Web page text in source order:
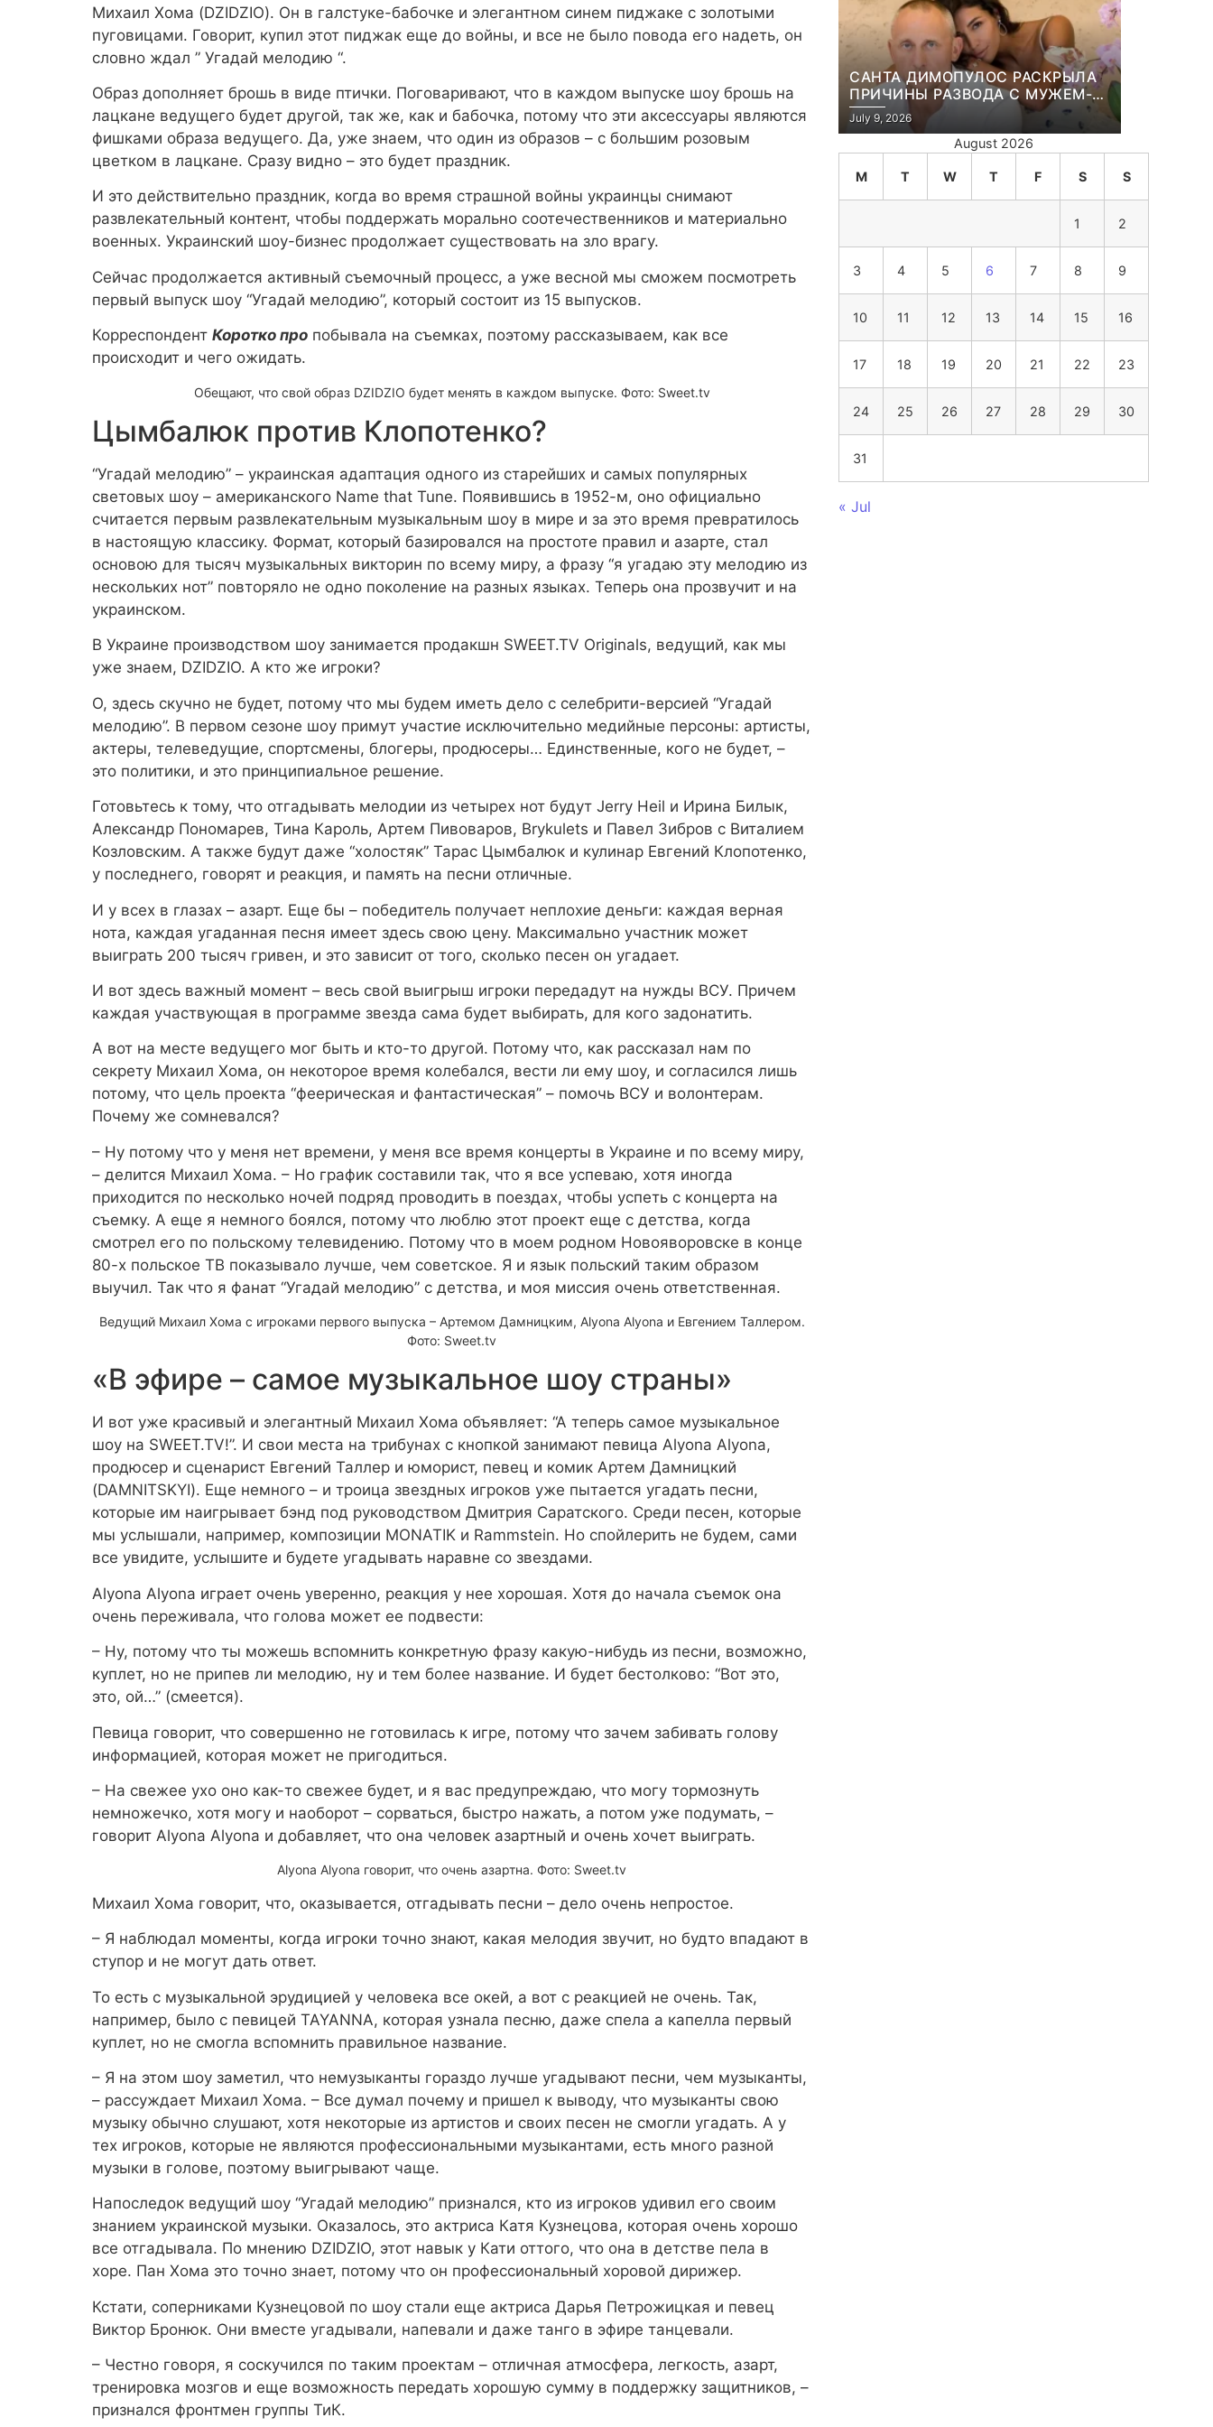
Михаил Хома (DZIDZIO). Он в галстуке-бабочке и элегантном синем пиджаке с золотыми
пуговицами. Говорит, купил этот пиджак еще до войны, и все не было повода его надеть, он
словно ждал ” Угадай мелодию “.
Образ дополняет брошь в виде птички. Поговаривают, что в каждом выпуске шоу брошь на
лацкане ведущего будет другой, так же, как и бабочка, потому что эти аксессуары являются
фишками образа ведущего. Да, уже знаем, что один из образов – с большим розовым
цветком в лацкане. Сразу видно – это будет праздник.
И это действительно праздник, когда во время страшной войны украинцы снимают
развлекательный контент, чтобы поддержать морально соотечественников и материально
военных. Украинский шоу-бизнес продолжает существовать на зло врагу.
Сейчас продолжается активный съемочный процесс, а уже весной мы сможем посмотреть
первый выпуск шоу “Угадай мелодию”, который состоит из 15 выпусков.
Корреспондент Коротко про побывала на съемках, поэтому рассказываем, как все
происходит и чего ожидать.
Обещают, что свой образ DZIDZIO будет менять в каждом выпуске. Фото: Sweet.tv
Цымбалюк против Клопотенко?
“Угадай мелодию” – украинская адаптация одного из старейших и самых популярных
световых шоу – американского Name that Tune. Появившись в 1952-м, оно официально
считается первым развлекательным музыкальным шоу в мире и за это время превратилось
в настоящую классику. Формат, который базировался на простоте правил и азарте, стал
основою для тысяч музыкальных викторин по всему миру, а фразу “я угадаю эту мелодию из
нескольких нот” повторяло не одно поколение на разных языках. Теперь она прозвучит и на
украинском.
В Украине производством шоу занимается продакшн SWEET.TV Originals, ведущий, как мы
уже знаем, DZIDZIO. А кто же игроки?
О, здесь скучно не будет, потому что мы будем иметь дело с селебрити-версией “Угадай
мелодию”. В первом сезоне шоу примут участие исключительно медийные персоны: артисты,
актеры, телеведущие, спортсмены, блогеры, продюсеры… Единственные, кого не будет, –
это политики, и это принципиальное решение.
Готовьтесь к тому, что отгадывать мелодии из четырех нот будут Jerry Heil и Ирина Билык,
Александр Пономарев, Тина Кароль, Артем Пивоваров, Brykulets и Павел Зибров с Виталием
Козловским. А также будут даже “холостяк” Тарас Цымбалюк и кулинар Евгений Клопотенко,
у последнего, говорят и реакция, и память на песни отличные.
И у всех в глазах – азарт. Еще бы – победитель получает неплохие деньги: каждая верная
нота, каждая угаданная песня имеет здесь свою цену. Максимально участник может
выиграть 200 тысяч гривен, и это зависит от того, сколько песен он угадает.
И вот здесь важный момент – весь свой выигрыш игроки передадут на нужды ВСУ. Причем
каждая участвующая в программе звезда сама будет выбирать, для кого задонатить.
А вот на месте ведущего мог быть и кто-то другой. Потому что, как рассказал нам по
секрету Михаил Хома, он некоторое время колебался, вести ли ему шоу, и согласился лишь
потому, что цель проекта “феерическая и фантастическая” – помочь ВСУ и волонтерам.
Почему же сомневался?
– Ну потому что у меня нет времени, у меня все время концерты в Украине и по всему миру,
– делится Михаил Хома. – Но график составили так, что я все успеваю, хотя иногда
приходится по несколько ночей подряд проводить в поездах, чтобы успеть с концерта на
съемку. А еще я немного боялся, потому что люблю этот проект еще с детства, когда
смотрел его по польскому телевидению. Потому что в моем родном Новояворовске в конце
80-х польское ТВ показывало лучше, чем советское. Я и язык польский таким образом
выучил. Так что я фанат “Угадай мелодию” с детства, и моя миссия очень ответственная.
Ведущий Михаил Хома с игроками первого выпуска – Артемом Дамницким, Alyona Alyona и Евгением Таллером.
Фото: Sweet.tv
«В эфире – самое музыкальное шоу страны»
И вот уже красивый и элегантный Михаил Хома объявляет: “А теперь самое музыкальное
шоу на SWEET.TV!”. И свои места на трибунах с кнопкой занимают певица Alyona Alyona,
продюсер и сценарист Евгений Таллер и юморист, певец и комик Артем Дамницкий
(DAMNITSKYI). Еще немного – и троица звездных игроков уже пытается угадать песни,
которые им наигрывает бэнд под руководством Дмитрия Саратского. Среди песен, которые
мы услышали, например, композиции MONATIK и Rammstein. Но спойлерить не будем, сами
все увидите, услышите и будете угадывать наравне со звездами.
Alyona Alyona играет очень уверенно, реакция у нее хорошая. Хотя до начала съемок она
очень переживала, что голова может ее подвести:
– Ну, потому что ты можешь вспомнить конкретную фразу какую-нибудь из песни, возможно,
куплет, но не припев ли мелодию, ну и тем более название. И будет бестолково: “Вот это,
это, ой…” (смеется).
Певица говорит, что совершенно не готовилась к игре, потому что зачем забивать голову
информацией, которая может не пригодиться.
– На свежее ухо оно как-то свежее будет, и я вас предупреждаю, что могу тормознуть
немножечко, хотя могу и наоборот – сорваться, быстро нажать, а потом уже подумать, –
говорит Alyona Alyona и добавляет, что она человек азартный и очень хочет выиграть.
Alyona Alyona говорит, что очень азартна. Фото: Sweet.tv
Михаил Хома говорит, что, оказывается, отгадывать песни – дело очень непростое.
– Я наблюдал моменты, когда игроки точно знают, какая мелодия звучит, но будто впадают в
ступор и не могут дать ответ.
То есть с музыкальной эрудицией у человека все окей, а вот с реакцией не очень. Так,
например, было с певицей TAYANNA, которая узнала песню, даже спела а капелла первый
куплет, но не смогла вспомнить правильное название.
– Я на этом шоу заметил, что немузыканты гораздо лучше угадывают песни, чем музыканты,
– рассуждает Михаил Хома. – Все думал почему и пришел к выводу, что музыканты свою
музыку обычно слушают, хотя некоторые из артистов и своих песен не смогли угадать. А у
тех игроков, которые не являются профессиональными музыкантами, есть много разной
музыки в голове, поэтому выигрывают чаще.
Напоследок ведущий шоу “Угадай мелодию” признался, кто из игроков удивил его своим
знанием украинской музыки. Оказалось, это актриса Катя Кузнецова, которая очень хорошо
все отгадывала. По мнению DZIDZIO, этот навык у Кати оттого, что она в детстве пела в
хоре. Пан Хома это точно знает, потому что он профессиональный хоровой дирижер.
Кстати, соперниками Кузнецовой по шоу стали еще актриса Дарья Петрожицкая и певец
Виктор Бронюк. Они вместе угадывали, напевали и даже танго в эфире танцевали.
– Честно говоря, я соскучился по таким проектам – отличная атмосфера, легкость, азарт,
тренировка мозгов и еще возможность передать хорошую сумму в поддержку защитников, –
признался фронтмен группы ТиК.
САНТА ДИМОПУЛОС РАСКРЫЛА
ПРИЧИНЫ РАЗВОДА С МУЖЕМ-
БИЗНЕСМЕНОМ
July 9, 2026
August 2026
M T W T F S S
1 2
3 4 5 6 7 8 9
10 11 12 13 14 15 16
17 18 19 20 21 22 23
24 25 26 27 28 29 30
31
« Jul